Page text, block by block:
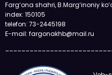
Farg‘ona shahri, B.Marg‘inoniy
index: 150105
telefon: 73-2445198
E-mail: fargonakhb@mail.ru